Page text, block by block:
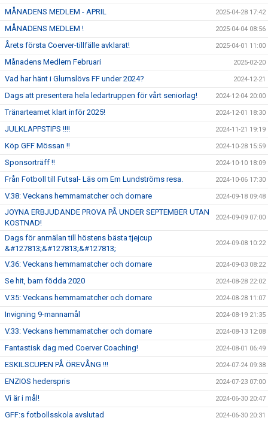
MÅNADENS MEDLEM - APRIL 2025-04-28 17:42
MÅNADENS MEDLEM ! 2025-04-04 08:56
Årets första Coerver-tillfälle avklarat! 2025-04-01 11:00
Månadens Medlem Februari 2025-02-20
Vad har hänt i Glumslövs FF under 2024? 2024-12-21
Dags att presentera hela ledartruppen för vårt seniorlag! 2024-12-04 20:00
Tränarteamet klart inför 2025! 2024-12-01 18:30
JULKLAPPSTIPS !!!! 2024-11-21 19:19
Köp GFF Mössan !! 2024-10-28 15:59
Sponsorträff !! 2024-10-10 18:09
Från Fotboll till Futsal- Läs om Em Lundströms resa. 2024-10-06 17:30
V.38: Veckans hemmamatcher och domare 2024-09-18 09:48
JOYNA ERBJUDANDE PROVA PÅ UNDER SEPTEMBER UTAN
KOSTNAD!
2024-09-09 07:00
Dags för anmälan till höstens bästa tjejcup
&#127813;&#127813;&#127813;
2024-09-08 10:22
V.36: Veckans hemmamatcher och domare 2024-09-03 08:22
Se hit, barn födda 2020 2024-08-28 22:02
V.35: Veckans hemmamatcher och domare 2024-08-28 11:07
Invigning 9-mannamål 2024-08-19 21:35
V.33: Veckans hemmamatcher och domare 2024-08-13 12:08
Fantastisk dag med Coerver Coaching! 2024-08-01 06:49
ESKILSCUPEN PÅ ÖREVÅNG !!! 2024-07-24 09:38
ENZIOS hederspris 2024-07-23 07:00
Vi är i mål! 2024-06-30 20:47
GFF:s fotbollsskola avslutad 2024-06-30 20:31